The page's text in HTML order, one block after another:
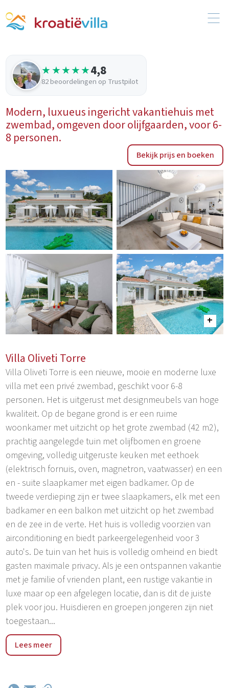
★★★★★4,8
82 beoordelingen op Trustpilot
Modern, luxueus ingericht vakantiehuis met
zwembad, omgeven door olijfgaarden, voor 6-
8 personen.
Bekijk prijs en boeken
Villa Oliveti Torre
Villa Oliveti Torre is een nieuwe, mooie en moderne luxe
villa met een privé zwembad, geschikt voor 6-8
personen. Het is uitgerust met designmeubels van hoge
kwaliteit. Op de begane grond is er een ruime
woonkamer met uitzicht op het grote zwembad (42 m2),
prachtig aangelegde tuin met olijfbomen en groene
omgeving, volledig uitgeruste keuken met eethoek
(elektrisch fornuis, oven, magnetron, vaatwasser) en een
en - suite slaapkamer met eigen badkamer. Op de
tweede verdieping zijn er twee slaapkamers, elk met een
badkamer en een balkon met uitzicht op het zwembad
en de zee in de verte. Het huis is volledig voorzien van
airconditioning en biedt parkeergelegenheid voor 3
auto's. De tuin van het huis is volledig omheind en biedt
gasten maximale privacy. Als je een ontspannen vakantie
met je familie of vrienden plant, een rustige vakantie in
luxe maar op een afgelegen locatie, dan is dit de juiste
plek voor jou. Huisdieren en groepen jongeren zijn niet
toegestaan...
Twee nederzettingen, Tar-Torre en Vabriga-Abrega, zijn
vandaag de dag één plaats die wordt gescheiden door
Lees meer